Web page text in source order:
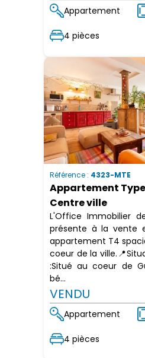
Appartement
4 pièces
Référence : 4323-MTE
Appartement
Centre ville
L'Office Immobilier
présente à la vente
appartement T4
coeur de la
:Situé au coeur de
bé...
VENDU
Appartement
4 pièces